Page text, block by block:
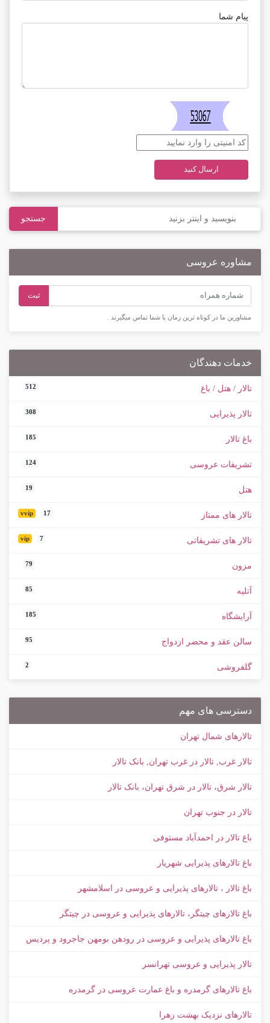
پیام شما
ارسال کنید
جستجو
مشاوره عروسی
ثبت
مشاورین ما در کوتاه ترین زمان با شما تماس میگیرند .
خدمات دهندگان
تالار / هتل / باغ 512
تالار پذیرایی 308
باغ تالار 185
تشریفات عروسی 124
هتل 19
تالار های ممتاز vvip 17
تالار های تشریفاتی vip 7
مزون 79
آتلیه 85
آرایشگاه 185
سالن عقد و محضر ازدواج 95
گلفروشی 2
دسترسی های مهم
تالارهای شمال تهران
تالار غرب, تالار در غرب تهران, بانک تالار
تالار شرق، تالار در شرق تهران، بانک تالار
تالار در جنوب تهران
باغ تالار در احمدآباد مستوفی
باغ تالارهای پذیرایی شهریار
باغ تالار ، تالارهای پذیرایی و عروسی در اسلامشهر
باغ تالارهای چیتگر، تالارهای پذیرایی و عروسی در چیتگر
باغ تالارهای پذیرایی و عروسی در رودهن بومهن جاجرود و پردیس
تالار پذیرایی و عروسی تهرانسر
باغ تالارهای گرمدره و باغ عمارت عروسی در گرمدره
تالارهای نزدیک بهشت زهرا